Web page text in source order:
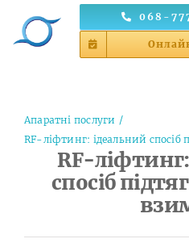
068-
Апаратні послуги
RF-ліфтинг: ідеальний спосіб
RF-
спосіб